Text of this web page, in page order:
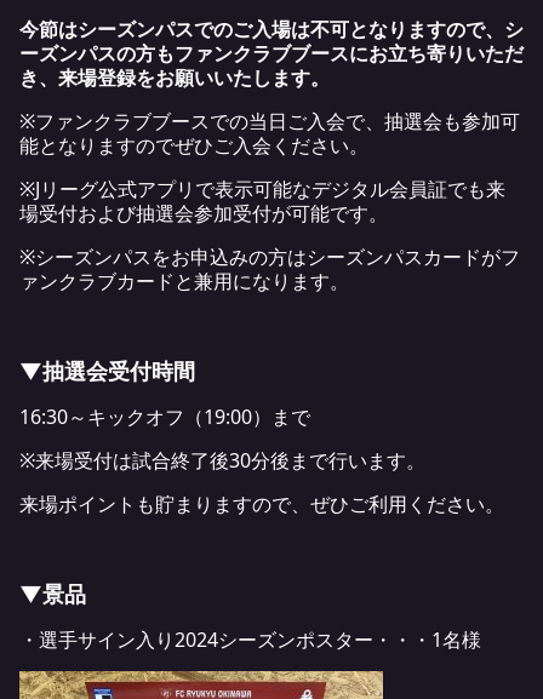
今節はシーズンパスでのご入場は不可となりますので、シ
ーズンパスの方もファンクラブブースにお立ち寄りいただ
き、来場登録をお願いいたします。
※ファンクラブブースでの当日ご入会で、抽選会も参加可
能となりますのでぜひご入会ください。
※Jリーグ公式アプリで表示可能なデジタル会員証でも来
場受付および抽選会参加受付が可能です。
※シーズンパスをお申込みの方はシーズンパスカードがフ
ァンクラブカードと兼用になります。
▼抽選会受付時間
16:30～キックオフ（19:00）まで
※来場受付は試合終了後30分後まで行います。
来場ポイントも貯まりますので、ぜひご利用ください。
▼景品
・選手サイン入り2024シーズンポスター・・・1名様